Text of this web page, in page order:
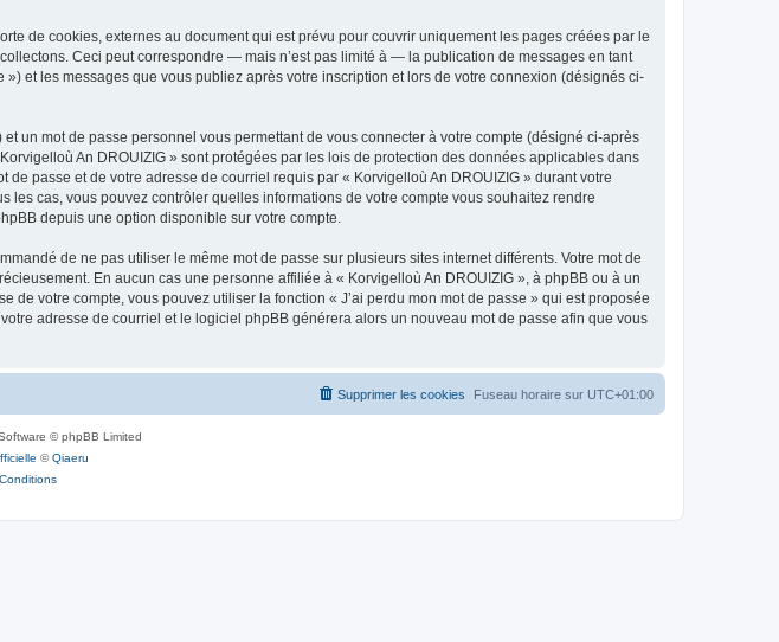
de cookies, externes au document qui est prévu pour couvrir uniquement les pages créées par le
Ceci peut correspondre — mais n’est pas limité à — la publication de messages en tant
et les messages que vous publiez après votre inscription et lors de votre connexion (désignés ci-
un mot de passe personnel vous permettant de vous connecter à votre compte (désigné ci-après
An DROUIZIG » sont protégées par les lois de protection des données applicables dans
passe et de votre adresse de courriel requis par « Korvigelloù An DROUIZIG » durant votre
cas, vous pouvez contrôler quelles informations de votre compte vous souhaitez rendre
depuis une option disponible sur votre compte.
de ne pas utiliser le même mot de passe sur plusieurs sites internet différents. Votre mot de
En aucun cas une personne affiliée à « Korvigelloù An DROUIZIG », à phpBB ou à un
votre compte, vous pouvez utiliser la fonction « J’ai perdu mon mot de passe » qui est proposée
adresse de courriel et le logiciel phpBB générera alors un nouveau mot de passe afin que vous
Fuseau horaire sur UTC+01:00
Supprimer les cookies
© phpBB Limited
©Qiaeru
Conditions